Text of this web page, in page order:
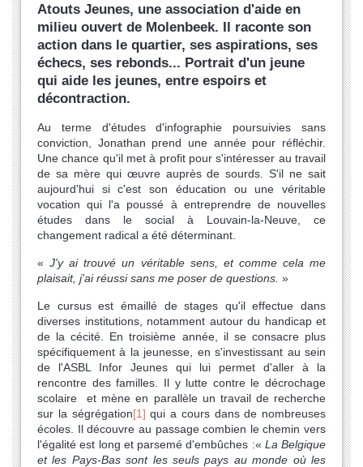
Atouts Jeunes, une association d'aide en
milieu ouvert de Molenbeek. Il raconte son
action dans le quartier, ses aspirations, ses
échecs, ses rebonds... Portrait d'un jeune
qui aide les jeunes, entre espoirs et
décontraction.
Au terme d'études d'infographie poursuivies sans
conviction, Jonathan prend une année pour réfléchir.
Une chance qu'il met à profit pour s'intéresser au travail
de sa mère qui œuvre auprès de sourds. S'il ne sait
aujourd'hui si c'est son éducation ou une véritable
vocation qui l'a poussé à entreprendre de nouvelles
études dans le social à Louvain-la-Neuve, ce
changement radical a été déterminant.
«J'y ai trouvé un véritable sens, et comme cela me
plaisait, j'ai réussi sans me poser de questions. »
Le cursus est émaillé de stages qu'il effectue dans
diverses institutions, notamment autour du handicap et
de la cécité. En troisième année, il se consacre plus
spécifiquement à la jeunesse, en s'investissant au sein
de l'ASBL Infor Jeunes qui lui permet d'aller à la
rencontre des familles. Il y lutte contre le décrochage
scolaire et mène en parallèle un travail de recherche
sur la ségrégation[1] qui a cours dans de nombreuses
écoles. Il découvre au passage combien le chemin vers
l'égalité est long et parsemé d'embûches :« La Belgique
et les Pays-Bas sont les seuls pays au monde où les